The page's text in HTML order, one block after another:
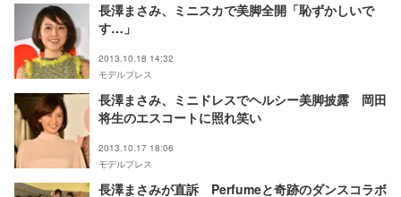
長澤まさみ、ミニスカで美脚全開「恥ずかしいで
す…」
2013.10.18 14:32
モデルプレス
長澤まさみ、ミニドレスでヘルシー美脚披露 岡田
将生のエスコートに照れ笑い
2013.10.17 18:06
モデルプレス
長澤まさみが直訴 Perfumeと奇跡のダンスコラボ